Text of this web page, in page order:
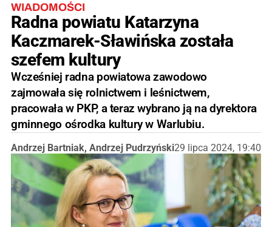
WIADOMOŚCI
Radna powiatu Katarzyna
Kaczmarek-Sławińska została
szefem kultury
Wcześniej radna powiatowa zawodowo
zajmowała się rolnictwem i leśnictwem,
pracowała w PKP, a teraz wybrano ją na dyrektora
gminnego ośrodka kultury w Warlubiu.
Andrzej Bartniak, Andrzej Pudrzyński29 lipca 2024, 19:40